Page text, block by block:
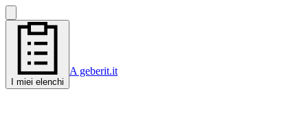
I miei elenchi
A geberit.it